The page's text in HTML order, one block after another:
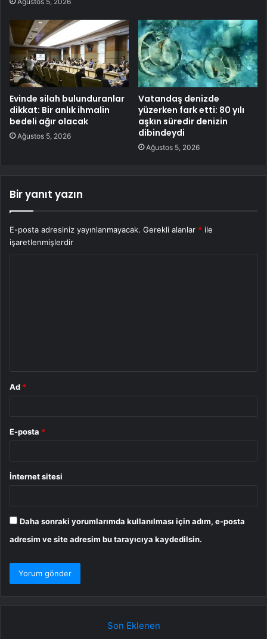
Evinde silah bulunduranlar
dikkat: Bir anlık ihmalin
bedeli ağır olacak
Ağustos 5, 2026
Vatandaş denizde
yüzerken fark etti: 80 yılı
aşkın süredir denizin
dibindeydi
Ağustos 5, 2026
Bir yanıt yazın
E-posta adresiniz yayınlanmayacak. Gerekli alanlar * ile
işaretlenmişlerdir
Ad *
E-posta *
İnternet sitesi
Daha sonraki yorumlarımda kullanılması için adım, e-posta
adresim ve site adresim bu tarayıcıya kaydedilsin.
Son Eklenen